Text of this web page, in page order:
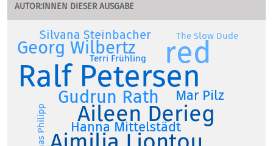
AUTOR:INNEN DIESER AUSGABE
Ralf Petersen
red
Aileen Derieg
Georg Wilbertz
Gudrun Rath
Hanna Mittelstädt
Mar Pilz
Silvana Steinbacher
Terri Frühling
The Slow Dude